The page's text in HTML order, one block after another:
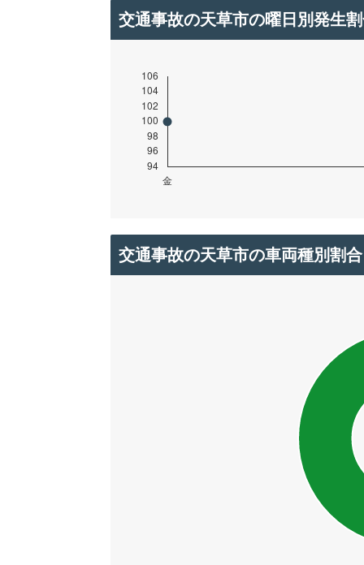
交通事故の天草市の曜日別発生
交通事故の天草市の車両種別割合